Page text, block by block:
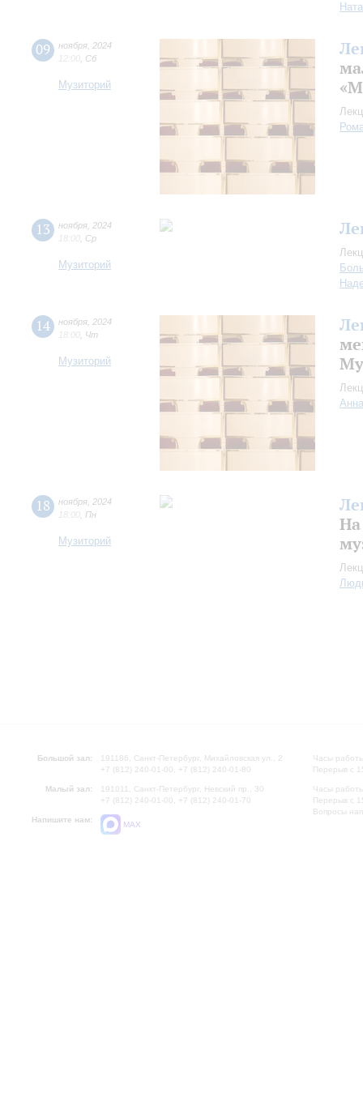
09 ноября 2024
12:00 Сб
Музиторий
13 ноября 2024
18:00 Ср
Музиторий
14 ноября 2024
18:00 Чт
Музиторий
18 ноября 2024
18:00 Пн
Музиторий
Большой зал:
191186, Санкт-Петербург, Михайловская ул., 2
+7 (812) 240-01-00, +7 (812) 240-01-80
Малый зал:
191011, Санкт-Петербург, Невский пр., 30
+7 (812) 240-01-00, +7 (812) 240-01-70
Напишите нам:
MAX
Часы
Перерыв с
Часы
Перерыв с
Вопросы